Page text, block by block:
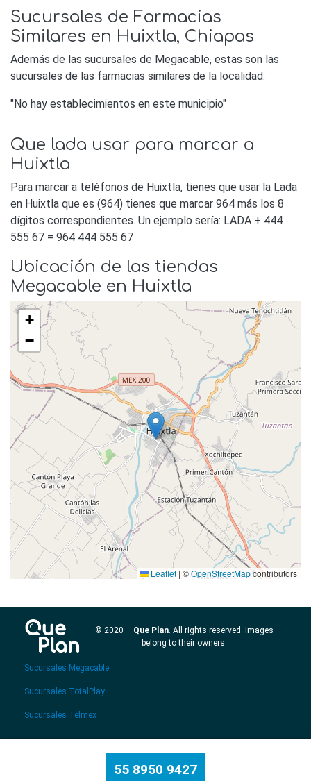
Sucursales de Farmacias
Similares en Huixtla, Chiapas
Además de las sucursales de Megacable, estas son las
sucursales de las farmacias similares de la localidad:
"No hay establecimientos en este municipio"
Que lada usar para marcar a
Huixtla
Para marcar a teléfonos de Huixtla, tienes que usar la Lada
en Huixtla que es (964) tienes que marcar 964 más los 8
dígitos correspondientes. Un ejemplo sería: LADA + 444
555 67 = 964 444 555 67
Ubicación de las tiendas
Megacable en Huixtla
+
−
Leaflet | ©OpenStreetMapcontributors
55 8950 9427
© 2020 – Que Plan. All rights reserved. Images
belong to their owners.
Sucursales Megacable
Sucursales TotalPlay
Sucursales Telmex